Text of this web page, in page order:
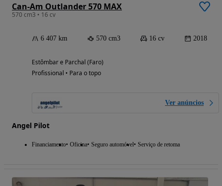
Can-Am Outlander 570 MAX
570 cm3 • 16 cv
6 407 km 570 cm3 16 cv 2018
Estômbar e Parchal (Faro)
Profissional • Para o topo
Ver anúncios
Angel Pilot
Financiamento Oficina Seguro automóvel Serviço de retoma